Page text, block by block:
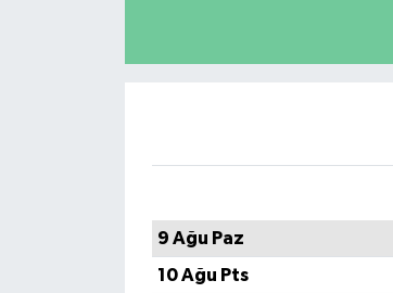
9 Ağu Paz
10 Ağu Pts